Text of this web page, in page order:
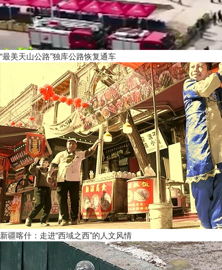
“最美天山公路”独库公路恢复通车
新疆喀什：走进“西域之西”的人文风情